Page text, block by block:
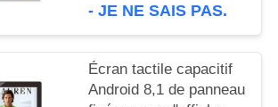
- JE NE SAIS PAS.
Écran tactile capacitif
Android 8,1 de panneau